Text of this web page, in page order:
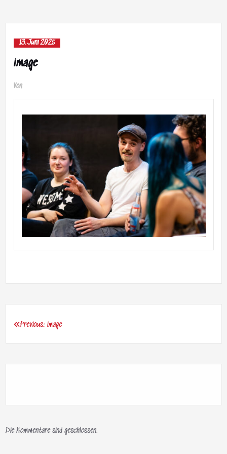
13. Juni 2025
image
Von
Beitragsnavigation
Previous: image
Die Kommentare sind geschlossen.